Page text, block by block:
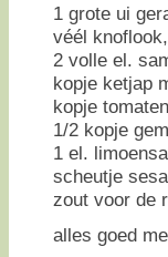
1 grote ui
véél
2 volle el.
kopje ketjap
kopje
1/2 kopje
1 el.
scheutje
zout voor de
alles goed